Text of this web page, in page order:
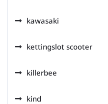
kawasaki
kettingslot scooter
killerbee
kind